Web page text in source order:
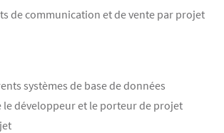
de communication et de vente par projet
systèmes de base de données
le développeur et le porteur de projet